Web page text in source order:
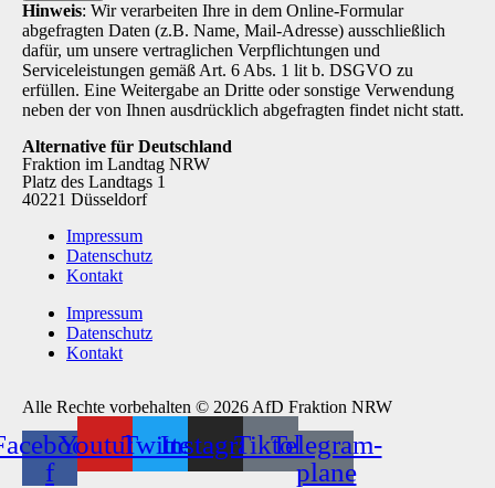
Hinweis: Wir verarbeiten Ihre in dem Online-Formular
abgefragten Daten (z.B. Name, Mail-Adresse) ausschließlich
dafür, um unsere vertraglichen Verpflichtungen und
Serviceleistungen gemäß Art. 6 Abs. 1 lit b. DSGVO zu
erfüllen. Eine Weitergabe an Dritte oder sonstige Verwendung
neben der von Ihnen ausdrücklich abgefragten findet nicht statt.
Alternative für Deutschland
Fraktion im Landtag NRW
Platz des Landtags 1
40221 Düsseldorf
Impressum
Datenschutz
Kontakt
Impressum
Datenschutz
Kontakt
Alle Rechte vorbehalten © 2026 AfD Fraktion NRW
f
YoutubeTwitterInstagramTiktokTelegram-
plane